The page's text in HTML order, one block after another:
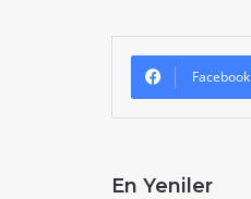
Facebook
En Yeniler